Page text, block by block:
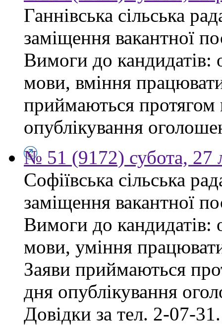
Ганнівська сільська
заміщення вакантної
Вимоги до кандидатів:
мови, вміння
приймаються протягом
опублікування
№ 51 (9172) субота, 27
Софіївська сільська
заміщення вакантної
Вимоги до кандидатів:
мови, уміння
Заяви приймаються
дня опублікування
Довідки за тел. 2-07-31.